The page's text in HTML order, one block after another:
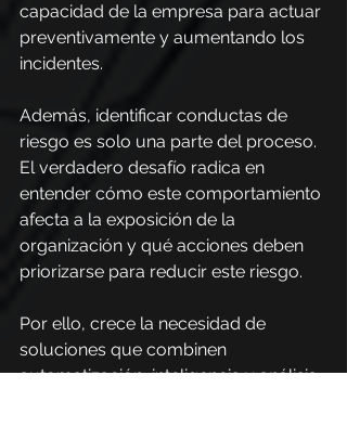
capacidad de la empresa para actuar
preventivamente y aumentando los
incidentes.
Además, identificar conductas de
riesgo es solo una parte del proceso.
El verdadero desafío radica en
entender cómo este comportamiento
afecta a la exposición de la
organización y qué acciones deben
priorizarse para reducir este riesgo.
Por ello, crece la necesidad de
soluciones que combinen
automatización, inteligencia y análisis